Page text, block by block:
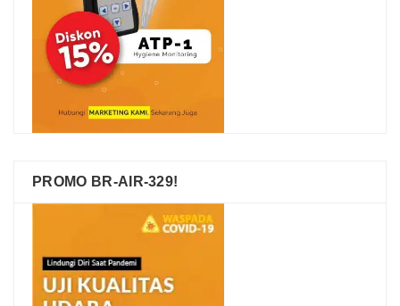
PROMO BR-AIR-329!